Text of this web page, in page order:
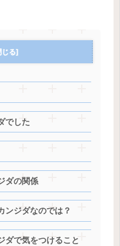
でした
ダの関係
ンジダなのでは？
ダで気をつけること